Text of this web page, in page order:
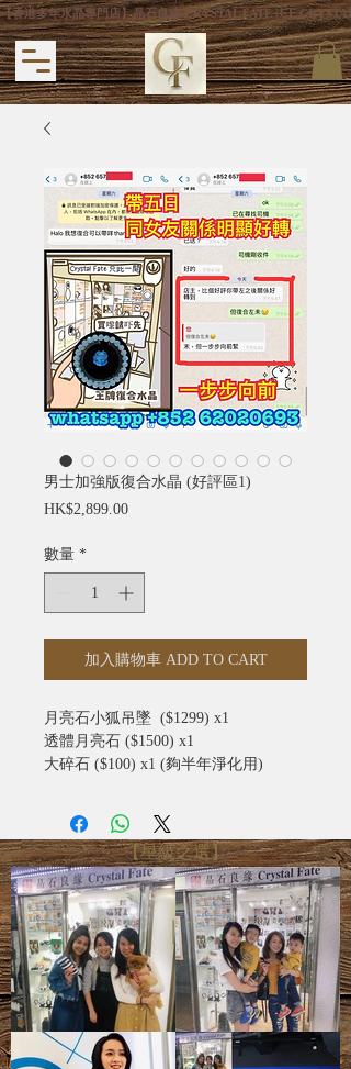
【香港多年水晶專門店】晶石良緣 CRYSTAL FATE (CF
男士加強版復合水晶 (好評區1)
HK$2,899.00價
數量 *
加入購物車 ADD TO CART
月亮石小狐吊墜 ($1299) x1
透體月亮石 ($1500) x1
大碎石 ($100) x1 (夠半年淨化用)
「透體」並非指全透
【星級之選】